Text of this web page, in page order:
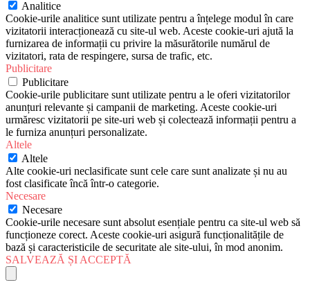
Analitice
Cookie-urile analitice sunt utilizate pentru a înțelege modul în care
vizitatorii interacționează cu site-ul web. Aceste cookie-uri ajută la
furnizarea de informații cu privire la măsurătorile numărul de
vizitatori, rata de respingere, sursa de trafic, etc.
Publicitare
Publicitare
Cookie-urile publicitare sunt utilizate pentru a le oferi vizitatorilor
anunțuri relevante și campanii de marketing. Aceste cookie-uri
urmăresc vizitatorii pe site-uri web și colectează informații pentru a
le furniza anunțuri personalizate.
Altele
Altele
Alte cookie-uri neclasificate sunt cele care sunt analizate și nu au
fost clasificate încă într-o categorie.
Necesare
Necesare
Cookie-urile necesare sunt absolut esențiale pentru ca site-ul web să
funcționeze corect. Aceste cookie-uri asigură funcționalitățile de
bază și caracteristicile de securitate ale site-ului, în mod anonim.
SALVEAZĂ ȘI ACCEPTĂ